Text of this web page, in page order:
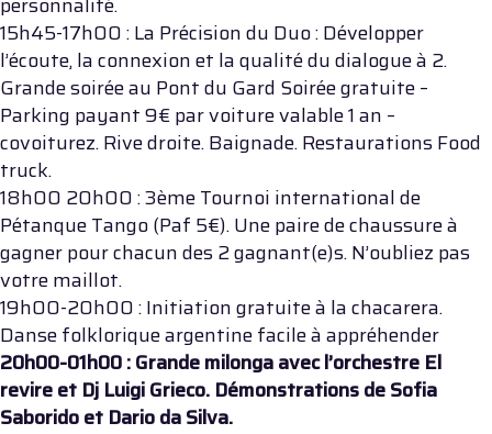
15h45-17h00 : La Précision du Duo : Développer
l’écoute, la connexion et la qualité du dialogue à 2.
Grande soirée au Pont du Gard Soirée gratuite –
Parking payant 9€ par voiture valable 1 an –
covoiturez. Rive droite. Baignade. Restaurations Food
truck.
18h00 20h00 : 3ème Tournoi international de
Pétanque Tango (Paf 5€). Une paire de chaussure à
gagner pour chacun des 2 gagnant(e)s. N’oubliez pas
votre maillot.
19h00-20h00 : Initiation gratuite à la chacarera.
Danse folklorique argentine facile à appréhender
20h00-01h00 : Grande milonga avec l’orchestre El
revire et Dj Luigi Grieco. Démonstrations de Sofia
Saborido et Dario da Silva.